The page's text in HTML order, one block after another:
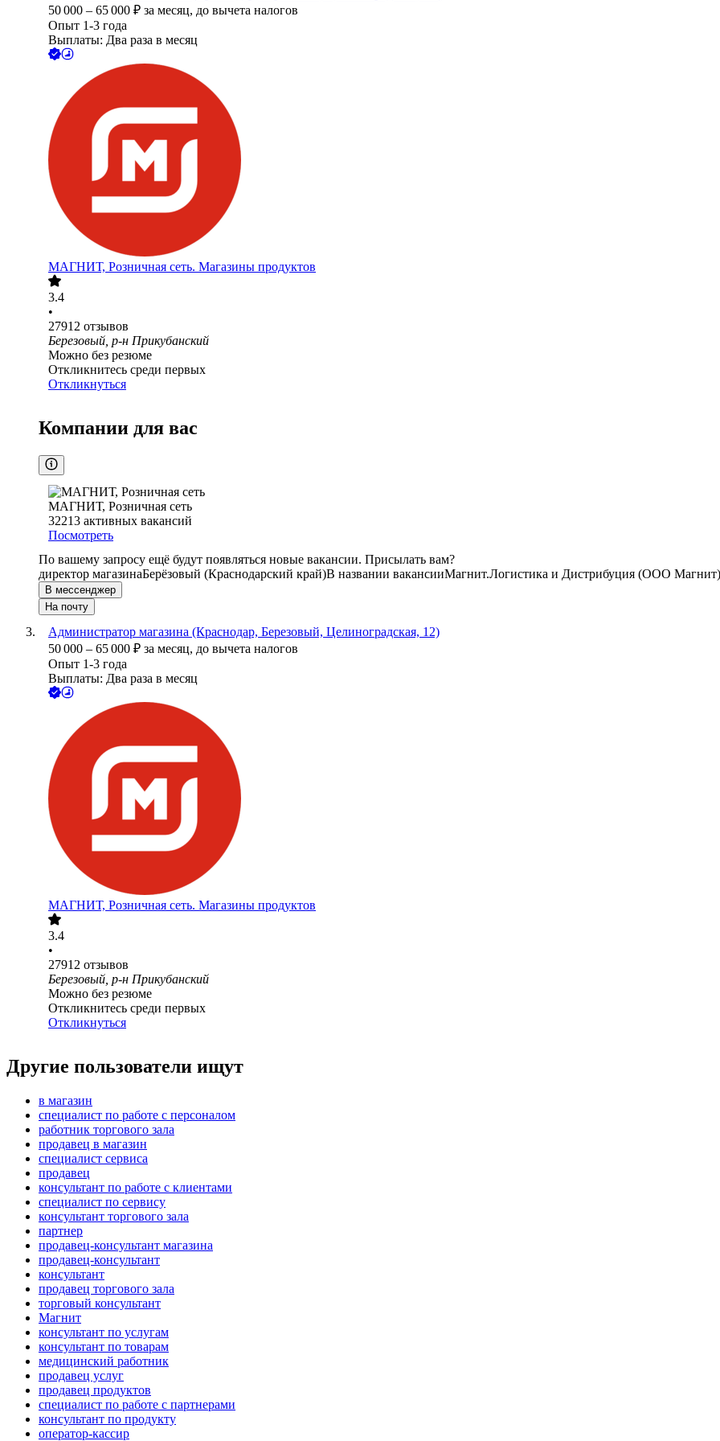
50 000 – 65 000 ₽ за месяц, до вычета налогов
Опыт 1-3 года
Выплаты: Два раза в месяц
МАГНИТ, Розничная сеть. Магазины продуктов
3.4
•
27912 отзывов
Березовый, р-н Прикубанский
Можно без резюме
Откликнитесь среди первых
Откликнуться
Компании для вас
МАГНИТ, Розничная сеть
32213 активных вакансий
Посмотреть
По вашему запросу ещё будут появляться новые вакансии. Присылать вам?
директор магазинаБерёзовый (Краснодарский край)В названии вакансииМагнит.Логистика и Дистрибуция (ООО Магнит)
В мессенджер
На почту
Администратор магазина (Краснодар, Березовый, Целиноградская, 12)
50 000 – 65 000 ₽ за месяц, до вычета налогов
Опыт 1-3 года
Выплаты: Два раза в месяц
МАГНИТ, Розничная сеть. Магазины продуктов
3.4
•
27912 отзывов
Березовый, р-н Прикубанский
Можно без резюме
Откликнитесь среди первых
Откликнуться
Другие пользователи ищут
в магазин
специалист по работе с персоналом
работник торгового зала
продавец в магазин
специалист сервиса
продавец
консультант по работе с клиентами
специалист по сервису
консультант торгового зала
партнер
продавец-консультант магазина
продавец-консультант
консультант
продавец торгового зала
торговый консультант
Магнит
консультант по услугам
консультант по товарам
медицинский работник
продавец услуг
продавец продуктов
специалист по работе с партнерами
консультант по продукту
оператор-кассир